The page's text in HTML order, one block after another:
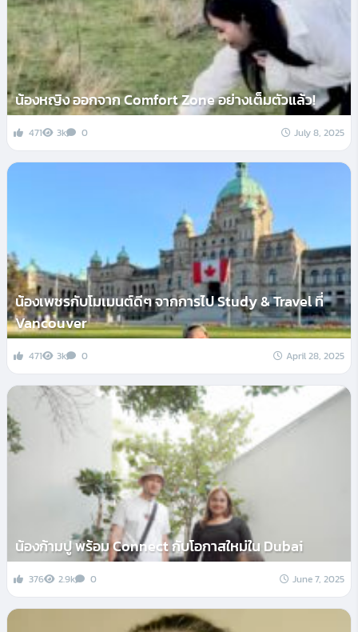
น้องหญิง ออกจาก Comfort Zone อย่างเต็มตัวแล้ว!
471 3k 0 July 8, 2025
น้องเพชรกับโมเมนต์ดีๆ จากการไป Study & Travel ที่
Vancouver
471 3k 0 April 28, 2025
น้องก้ามปู พร้อม Connect กับโอกาสใหม่ใน Dubai
376 2.9k 0 June 7, 2025